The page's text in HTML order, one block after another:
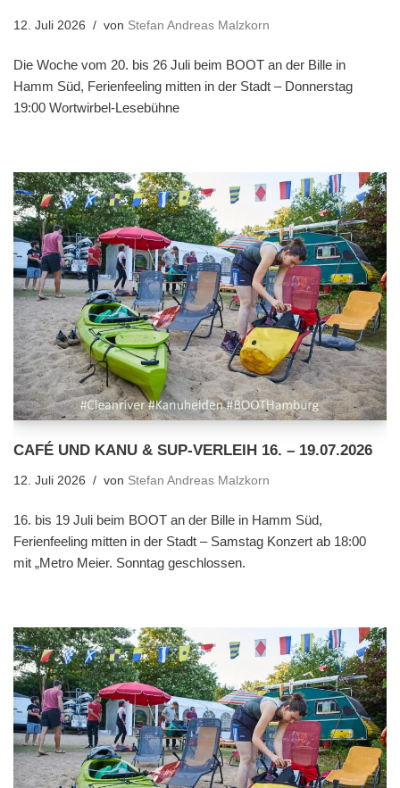
12. Juli 2026 von Stefan Andreas Malzkorn
Die Woche vom 20. bis 26 Juli beim BOOT an der Bille in
Hamm Süd, Ferienfeeling mitten in der Stadt – Donnerstag
19:00 Wortwirbel-Lesebühne
CAFÉ UND KANU & SUP-VERLEIH 16. – 19.07.2026
12. Juli 2026 von Stefan Andreas Malzkorn
16. bis 19 Juli beim BOOT an der Bille in Hamm Süd,
Ferienfeeling mitten in der Stadt – Samstag Konzert ab 18:00
mit „Metro Meier. Sonntag geschlossen.